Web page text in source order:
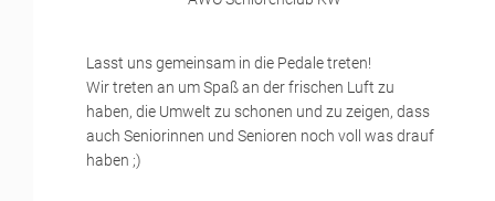
Lasst uns gemeinsam in die Pedale treten!
Wir treten an um Spaß an der frischen Luft zu
haben, die Umwelt zu schonen und zu zeigen, dass
auch Seniorinnen und Senioren noch voll was drauf
haben ;)